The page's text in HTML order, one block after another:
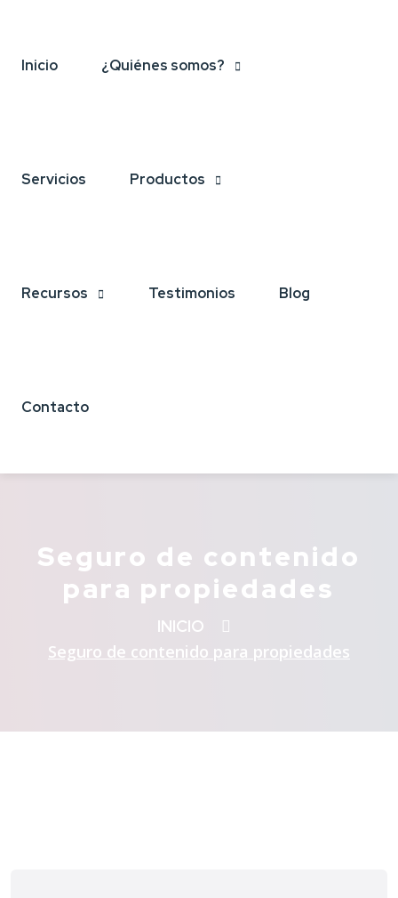
Inicio ¿Quiénes somos?
Servicios Productos
Recursos Testimonios Blog
Contacto
Seguro de contenido
para propiedades
INICIO
Seguro de contenido para propiedades